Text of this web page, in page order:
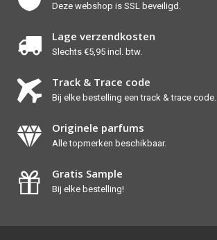
Deze webshop is SSL beveiligd.
Lage verzendkosten
Slechts €5,95 incl. btw.
Track & Trace code
Bij elke bestelling een track & trace code.
Originele parfums
Alle topmerken beschikbaar.
Gratis Sample
Bij elke bestelling!